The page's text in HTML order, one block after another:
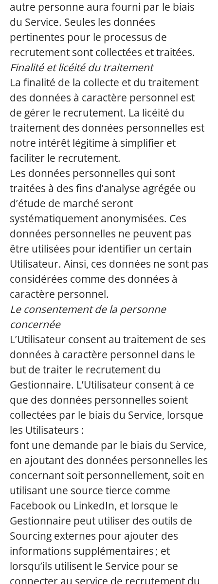
autre personne aura fourni par le biais
du Service. Seules les données
pertinentes pour le processus de
recrutement sont collectées et traitées.
Finalité et licéité du traitement
La finalité de la collecte et du traitement
des données à caractère personnel est
de gérer le recrutement. La licéité du
traitement des données personnelles est
notre intérêt légitime à simplifier et
faciliter le recrutement.
Les données personnelles qui sont
traitées à des fins d’analyse agrégée ou
d’étude de marché seront
systématiquement anonymisées. Ces
données personnelles ne peuvent pas
être utilisées pour identifier un certain
Utilisateur. Ainsi, ces données ne sont pas
considérées comme des données à
caractère personnel.
Le consentement de la personne
concernée
L’Utilisateur consent au traitement de ses
données à caractère personnel dans le
but de traiter le recrutement du
Gestionnaire. L’Utilisateur consent à ce
que des données personnelles soient
collectées par le biais du Service, lorsque
les Utilisateurs :
font une demande par le biais du Service,
en ajoutant des données personnelles les
concernant soit personnellement, soit en
utilisant une source tierce comme
Facebook ou LinkedIn, et lorsque le
Gestionnaire peut utiliser des outils de
Sourcing externes pour ajouter des
informations supplémentaires ; et
lorsqu’ils utilisent le Service pour se
connecter au service de recrutement du